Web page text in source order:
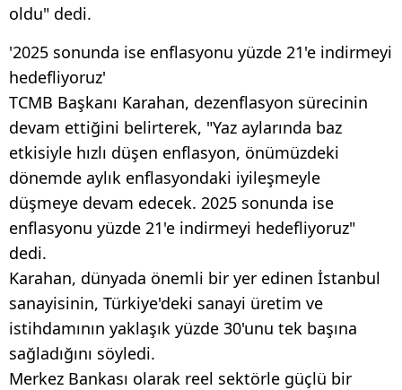
oldu" dedi.
'2025 sonunda ise enflasyonu yüzde 21'e indirmeyi
hedefliyoruz'
TCMB Başkanı Karahan, dezenflasyon sürecinin
devam ettiğini belirterek, "Yaz aylarında baz
etkisiyle hızlı düşen enflasyon, önümüzdeki
dönemde aylık enflasyondaki iyileşmeyle
düşmeye devam edecek. 2025 sonunda ise
enflasyonu yüzde 21'e indirmeyi hedefliyoruz"
dedi.
Karahan, dünyada önemli bir yer edinen İstanbul
sanayisinin, Türkiye'deki sanayi üretim ve
istihdamının yaklaşık yüzde 30'unu tek başına
sağladığını söyledi.
Merkez Bankası olarak reel sektörle güçlü bir